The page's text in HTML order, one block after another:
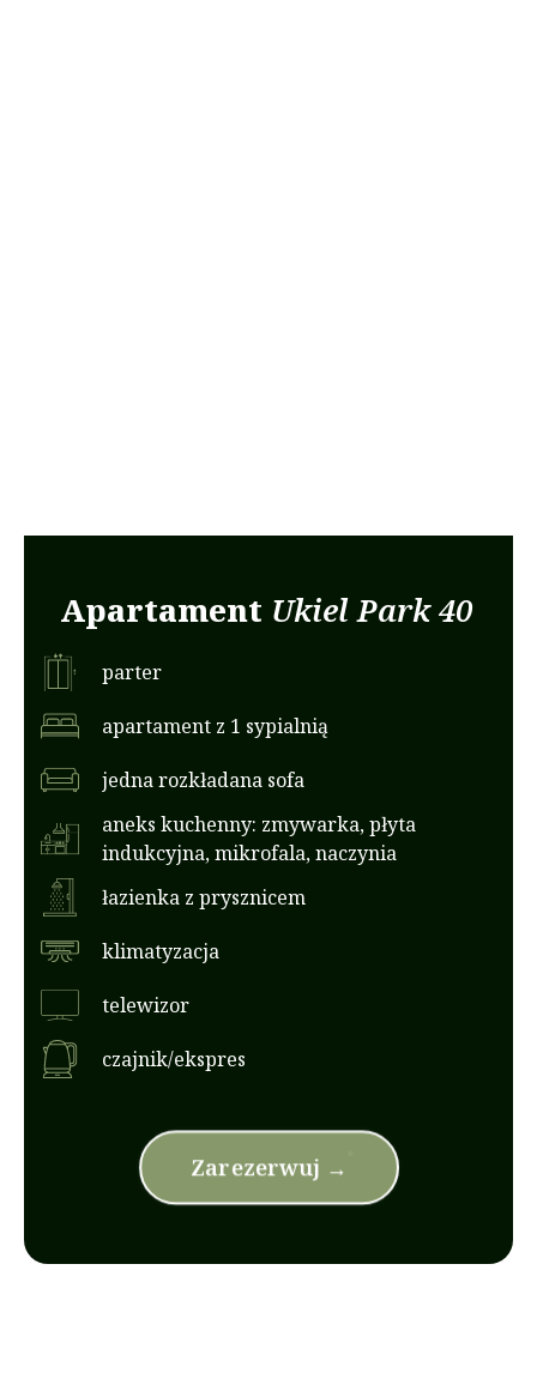
Apartament Ukiel Park 40
parter
apartament z 1 sypialnią
jedna rozkładana sofa
aneks kuchenny: zmywarka, płyta
indukcyjna, mikrofala, naczynia
łazienka z prysznicem
klimatyzacja
telewizor
czajnik/ekspres
Zarezerwuj →